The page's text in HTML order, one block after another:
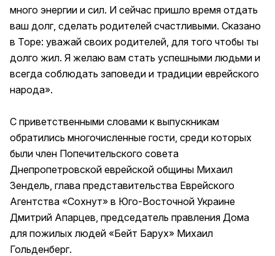
много энергии и сил. И сейчас пришло время отдать
ваш долг, сделать родителей счастливыми. Сказано
в Торе: уважай своих родителей, для того чтобы ты
долго жил. Я желаю вам стать успешными людьми и
всегда соблюдать заповеди и традиции еврейского
народа».
С приветственными словами к выпускникам
обратились многочисленные гости, среди которых
были член Попечительского совета
Днепропетровской еврейской общины Михаил
Зендель, глава представительства Еврейского
Агентства «Сохнут» в Юго-Восточной Украине
Дмитрий Апарцев, председатель правления Дома
для пожилых людей «Бейт Барух» Михаил
Гольденберг.